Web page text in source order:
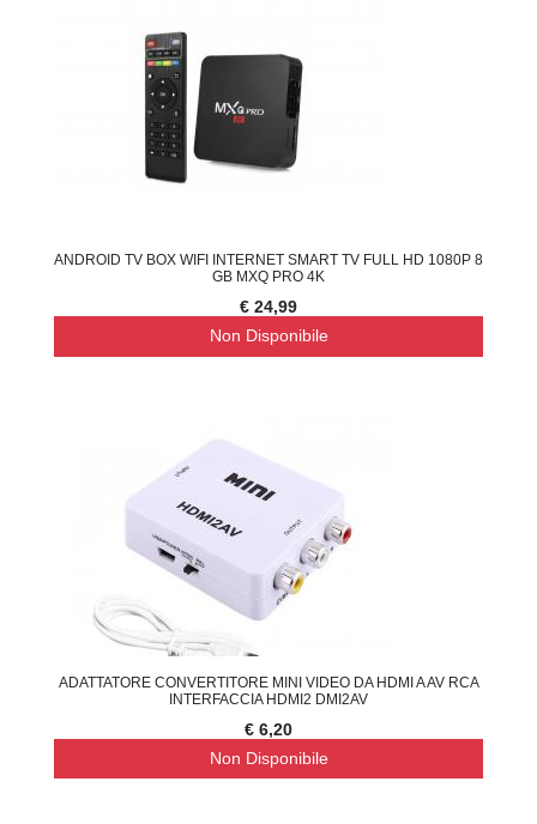
ANDROID TV BOX WIFI INTERNET SMART TV FULL HD 1080P 8
GB MXQ PRO 4K
€ 24,99
Non Disponibile
ADATTATORE CONVERTITORE MINI VIDEO DA HDMI A AV RCA
INTERFACCIA HDMI2 DMI2AV
€ 6,20
Non Disponibile